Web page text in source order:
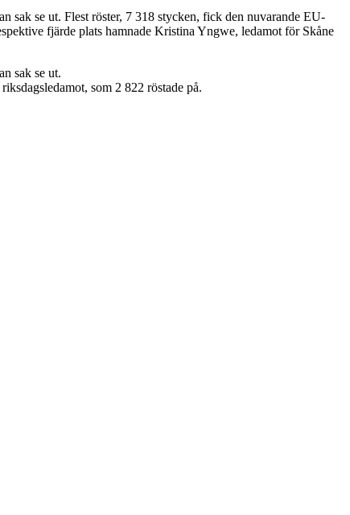
sak se ut. Flest röster, 7 318 stycken, fick den nuvarande EU-
fjärde plats hamnade Kristina Yngwe, ledamot för Skåne
sak se ut.
som 2 822 röstade på.